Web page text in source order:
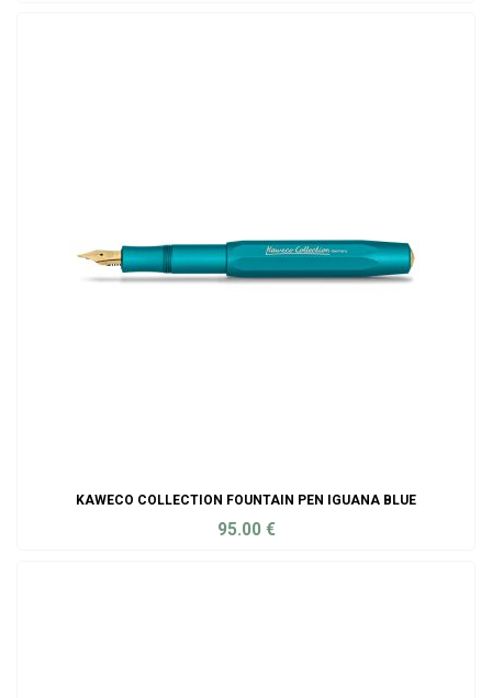
KAWECO COLLECTION FOUNTAIN PEN IGUANA BLUE
95.00 €